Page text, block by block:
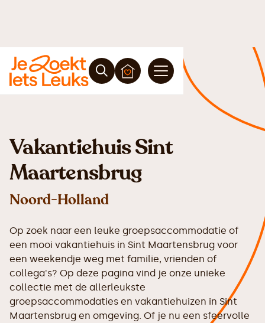
Vakantiehuis Sint
Maartensbrug
Noord-Holland
Op zoek naar een leuke groepsaccommodatie of
een mooi vakantiehuis in Sint Maartensbrug voor
een weekendje weg met familie, vrienden of
collega's? Op deze pagina vind je onze unieke
collectie met de allerleukste
groepsaccommodaties en vakantiehuizen in Sint
Maartensbrug en omgeving. Of je nu een sfeervolle